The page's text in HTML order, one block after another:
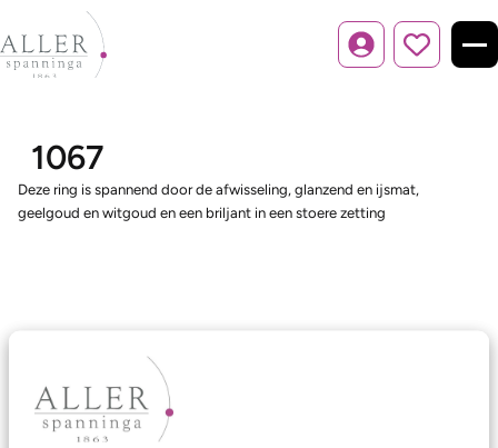
Inloggen
1067
Deze ring is spannend door de afwisseling, glanzend en ijsmat,
geelgoud en witgoud en een briljant in een stoere zetting
Ons aanbod
Trouwringen